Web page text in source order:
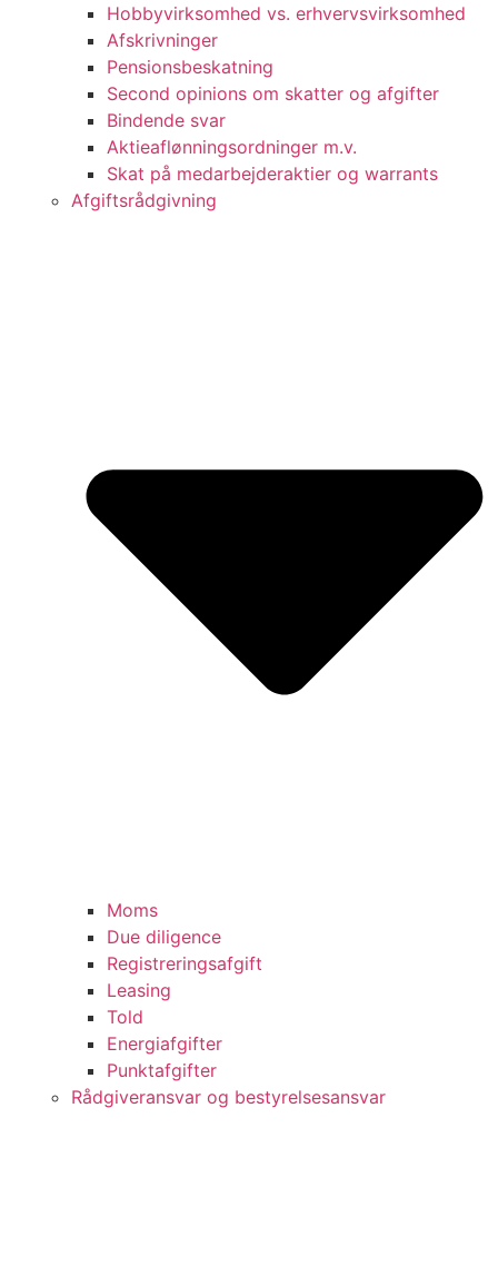
Hobbyvirksomhed vs. erhvervsvirksomhed
Afskrivninger
Pensionsbeskatning
Second opinions om skatter og afgifter
Bindende svar
Aktieaflønningsordninger m.v.
Skat på medarbejderaktier og warrants
Afgiftsrådgivning
Moms
Due diligence
Registreringsafgift
Leasing
Told
Energiafgifter
Punktafgifter
Rådgiveransvar og bestyrelsesansvar